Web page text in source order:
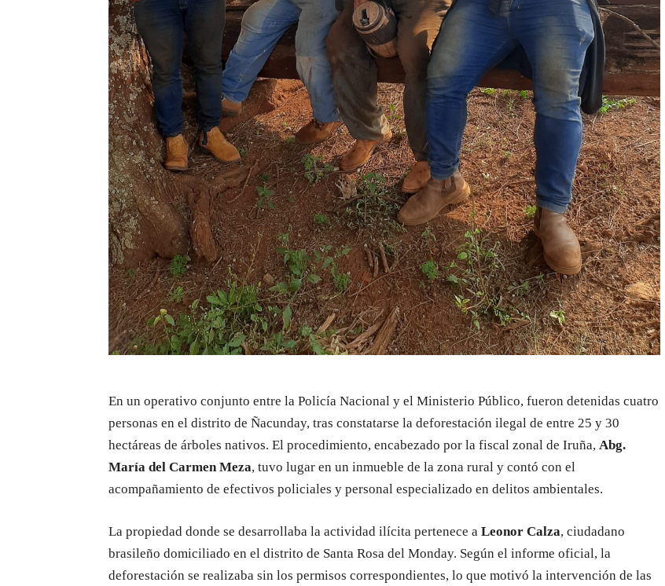
En un operativo conjunto entre la Policía Nacional y el Ministerio Público, fueron detenidas cuatro
personas en el distrito de Ñacunday, tras constatarse la deforestación ilegal de entre 25 y 30
hectáreas de árboles nativos. El procedimiento, encabezado por la fiscal zonal de Iruña, Abg.
María del Carmen Meza, tuvo lugar en un inmueble de la zona rural y contó con el
acompañamiento de efectivos policiales y personal especializado en delitos ambientales.
La propiedad donde se desarrollaba la actividad ilícita pertenece a Leonor Calza, ciudadano
brasileño domiciliado en el distrito de Santa Rosa del Monday. Según el informe oficial, la
deforestación se realizaba sin los permisos correspondientes, lo que motivó la intervención de las